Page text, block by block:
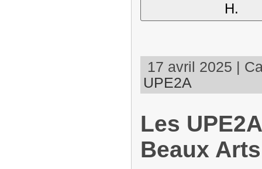
H.
17 avril 2025 |
UPE2A
Les
Beaux